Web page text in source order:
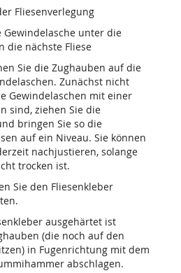
Fliesenverlegung
Gewindelasche unter die
die nächste Fliese
Sie die Zughauben auf die
Zunächst nicht
Gewindelaschen mit einer
sind, ziehen Sie die
bringen Sie so die
auf ein Niveau. Sie können
nachjustieren, solange
trocken ist.
Sie den Fliesenkleber
ausgehärtet ist
(die noch auf den
in Fugenrichtung mit dem
abschlagen.